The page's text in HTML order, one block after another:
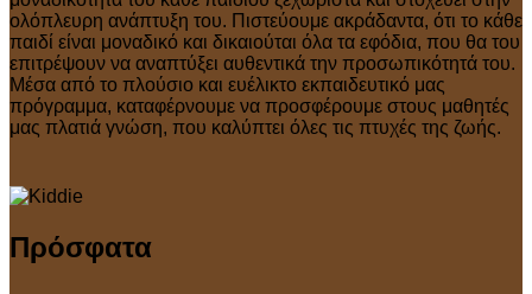
ολόπλευρη ανάπτυξη του. Πιστεύουμε ακράδαντα, ότι το κάθε
παιδί είναι μοναδικό και δικαιούται όλα τα εφόδια, που θα του
επιτρέψουν να αναπτύξει αυθεντικά την προσωπικότητά του.
Μέσα από το πλούσιο και ευέλικτο εκπαιδευτικό μας
πρόγραμμα, καταφέρνουμε να προσφέρουμε στους μαθητές
μας πλατιά γνώση, που καλύπτει όλες τις πτυχές της ζωής.
Πρόσφατα